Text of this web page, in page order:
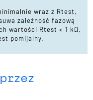
wraz z Rtest,
zależność fazową
wartości Rtest < 1 kΩ,
pomijalny.